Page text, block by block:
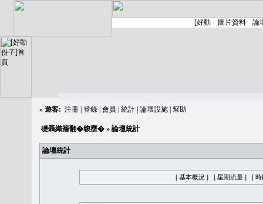
» 遊客: 注冊 登錄 會員 統計 論壇設施 幫助
礎聶織簷翻�䪖壅� » 論壇統計
論壇統計
[ 基本概況 ] [ 星期流量 ] [ 時